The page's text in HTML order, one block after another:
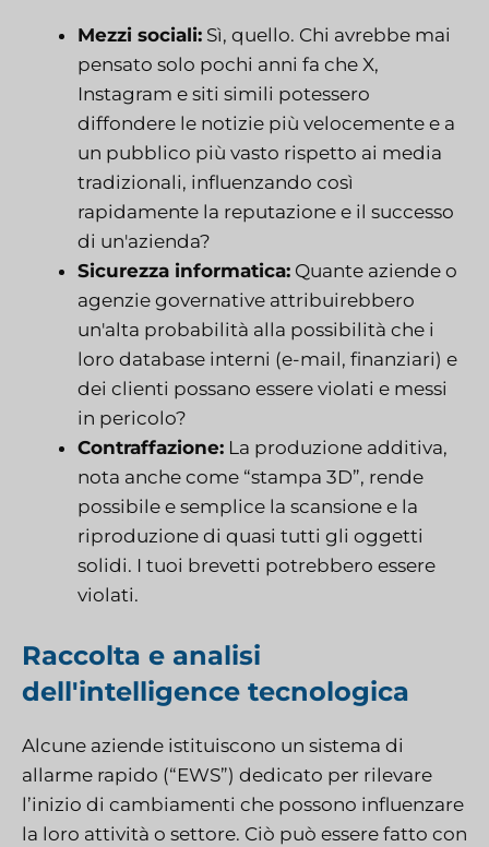
Mezzi sociali: Sì, quello. Chi avrebbe mai
pensato solo pochi anni fa che X,
Instagram e siti simili potessero
diffondere le notizie più velocemente e a
un pubblico più vasto rispetto ai media
tradizionali, influenzando così
rapidamente la reputazione e il successo
di un'azienda?
Sicurezza informatica: Quante aziende o
agenzie governative attribuirebbero
un'alta probabilità alla possibilità che i
loro database interni (e-mail, finanziari) e
dei clienti possano essere violati e messi
in pericolo?
Contraffazione: La produzione additiva,
nota anche come “stampa 3D”, rende
possibile e semplice la scansione e la
riproduzione di quasi tutti gli oggetti
solidi. I tuoi brevetti potrebbero essere
violati.
Raccolta e analisi
dell'intelligence tecnologica
Alcune aziende istituiscono un sistema di
allarme rapido (“EWS”) dedicato per rilevare
l’inizio di cambiamenti che possono influenzare
la loro attività o settore. Ciò può essere fatto con